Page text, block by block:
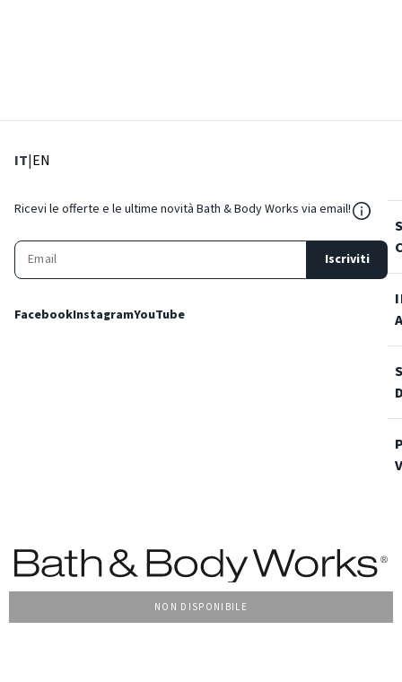
NON DISPONIBILE
IT: Lingua corrente
|EN
Ricevi le offerte e le ultime novità Bath & Body Works via email!
Iscriviti
FacebookInstagramYouTube
Condizioni Generali di venditaPrivacy PolicyCookie PolicyAccessibilità